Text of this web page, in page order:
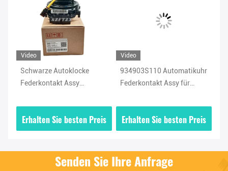
Video
Schwarze Autoklocke
Federkontakt Assy
Sonata Ix25 2015-2017
Erhalten Sie besten Preis
Video
934903S110 Automatikuhr
Federkontakt Assy für
16cm × 16cm × 16cm
Erhalten Sie besten Preis
Senden Sie Ihre Anfrage